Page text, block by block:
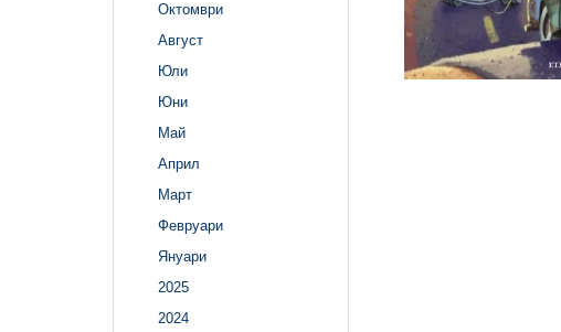
Октомври
Август
Юли
Юни
Май
Април
Март
Февруари
Януари
2025
2024